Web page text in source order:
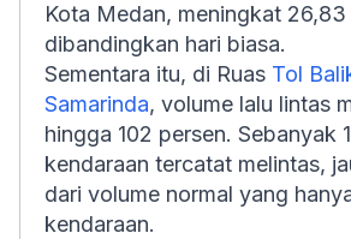
Kota Medan, meningkat 26,83
dibandingkan hari biasa.
Sementara itu, di Ruas Tol
Samarinda, volume lalu lintas
hingga 102 persen. Sebanyak
kendaraan tercatat melintas,
dari volume normal yang
kendaraan.